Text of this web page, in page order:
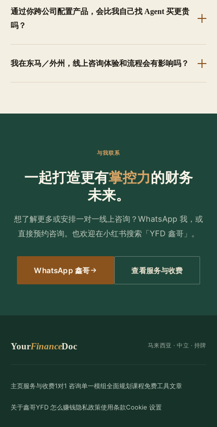
通过你跨公司配置产品，会比我自己找 Agent 买更贵
吗？
我在东马／外州，线上咨询体验和流程会有影响吗？
与我联系
一起打造更有掌控力的财务
未来。
想了解更多或安排一对一线上咨询？WhatsApp 我，或
直接预约咨询。也欢迎在小红书搜索「YFD 鑫哥」。
WhatsApp 鑫哥 查看服务与收费
YourFinanceDoc 马来西亚 ·中立 · 持牌
主页服务与收费1对1 咨询单一模组全面规划课程免费工具文章
关于鑫哥YFD 怎么赚钱隐私政策使用条款Cookie 设置